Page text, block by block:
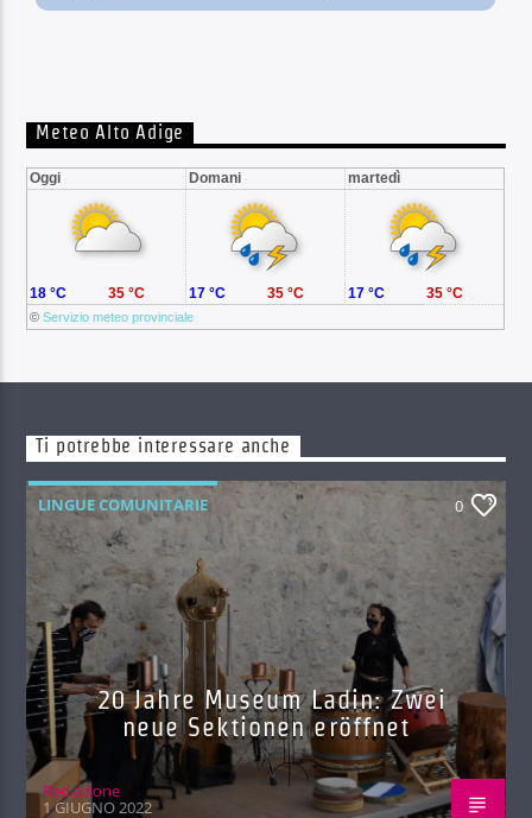
Meteo Alto Adige
Oggi Domani martedì
©Servizio meteo provinciale
18 °C 35 °C 17 °C 35 °C 17 °C 35 °C
Ti potrebbe interessare anche
LINGUE COMUNITARIE 0
20 Jahre Museum Ladin: Zwei
neue Sektionen eröffnet
Red.azione
1 GIUGNO 2022